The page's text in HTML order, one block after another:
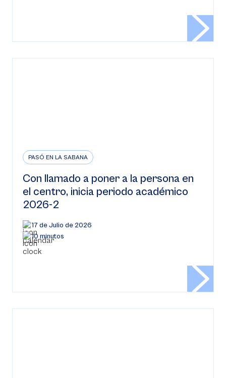
PASÓ EN LA SABANA
Con llamado a poner a la persona en
el centro, inicia periodo académico
2026-2
17 de Julio de 2026
10 minutos